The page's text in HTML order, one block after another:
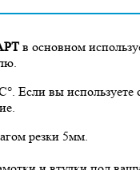
в основном
Если вы
резки 5мм.